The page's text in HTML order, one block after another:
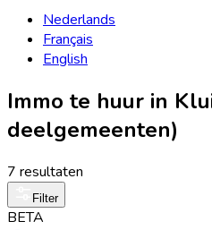
Nederlands
Français
English
Immo te huur in
deelgemeenten)
7 resultaten
Filter
BETA